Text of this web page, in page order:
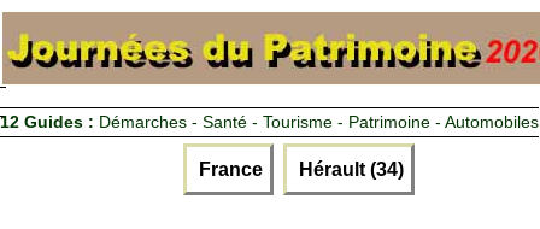
12 Guides : Démarches - Santé - Tourisme - Patrimoine - Automobiles
France Hérault (34)